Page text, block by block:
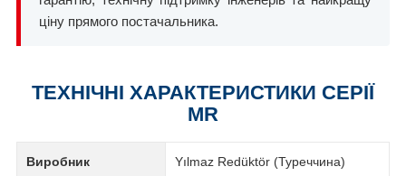
ціну прямого постачальника.
ТЕХНІЧНІ ХАРАКТЕРИСТИКИ СЕРІЇ
MR
Виробник Yılmaz Redüktör (Туреччина)